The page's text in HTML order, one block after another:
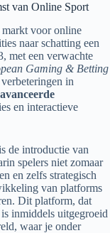
van Online Sport
voor online
naar schatting een
met een verwachte
Gaming & Betting
in
en interactieve
de introductie van
spelers niet zomaar
en zelfs strategisch
van platforms
Dit platform, dat
inmiddels uitgegroeid
waar je onder